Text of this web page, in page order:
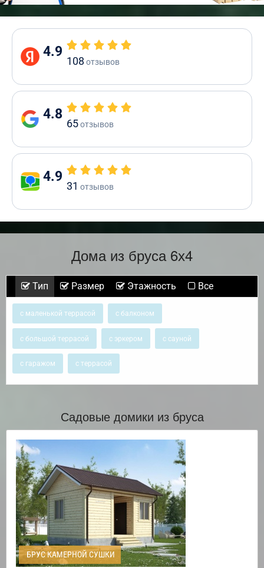
4.9
108 отзывов
4.8
65отзывов
4.9
31 отзывов
Дома из бруса 6х4
Тип Размер Этажность Все
с маленькой террасой с балконом
с большой террасой с эркером с сауной
с гаражом с террасой
Садовые домики из бруса
БРУС КАМЕРНОЙ СУШКИ